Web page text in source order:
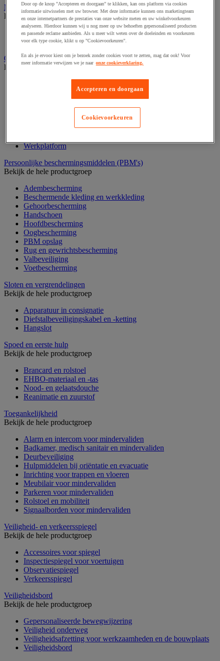
Medische hulpmiddelen en oefentherapie
Bekijk de hele productgroep
Elektrostimulatie en echografie
Revalidatie
Opvangbak en opvangmaterieel
Bekijk de hele productgroep
Containers voor buitenopslag
Gasflessenopslag
Laboratoriumlade
Mobiele opvangbak
Werkplatform
Persoonlijke beschermingsmiddelen (PBM's)
Bekijk de hele productgroep
Adembescherming
Beschermende kleding en werkkleding
Gehoorbescherming
Handschoen
Hoofdbescherming
Oogbescherming
PBM opslag
Rug en gewrichtsbescherming
Valbeveiliging
Voetbescherming
Sloten en vergrendelingen
Bekijk de hele productgroep
Apparatuur in consignatie
Diefstalbeveiligingskabel en -ketting
Hangslot
Spoed en eerste hulp
Bekijk de hele productgroep
Brancard en rolstoel
EHBO-materiaal en -tas
Nood- en gelaatsdouche
Reanimatie en zuurstof
Toegankelijkheid
Bekijk de hele productgroep
Alarm en intercom voor mindervaliden
Badkamer, medisch sanitair en mindervaliden
Deurbeveiliging
Hulpmiddelen bij oriëntatie en evacuatie
Inrichting voor trappen en vloeren
Meubilair voor mindervaliden
Parkeren voor mindervaliden
Rolstoel en mobiliteit
Signaalborden voor mindervaliden
Veiligheid- en verkeersspiegel
Bekijk de hele productgroep
Accessoires voor spiegel
Inspectiespiegel voor voertuigen
Observatiespiegel
Verkeersspiegel
Veiligheidsbord
Bekijk de hele productgroep
Gepersonaliseerde bewegwijzering
Veiligheid onderweg
Veiligheidsafzetting voor werkzaamheden en de bouwplaats
Veiligheidsbord
Door op de knop "Accepteren en doorgaan" te klikken, kan ons platform via cookies
informatie uitwisselen met uw browser. Met deze informatie kunnen ons marketingteam
en onze internetpartners de prestaties van onze website meten en uw winkelvoorkeuren
analyseren. Hierdoor kunnen wij u nog meer op uw behoeften gepersonaliseerd producten
en passende reclame aanbieden. Als u meer wilt weten over de doeleinden en voorkeuren
voor elk type cookie, klikt u op "Cookievoorkeuren".
En als je ervoor kiest om je bezoek zonder cookies voort te zetten, mag dat ook! Voor
meer informatie verwijzen we je naar onze cookieverklaring.
Accepteren en doorgaan
Cookievoorkeuren